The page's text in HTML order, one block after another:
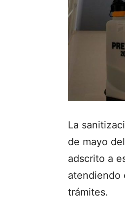
La
de mayo
adscrito a
atendiendo
trámites.